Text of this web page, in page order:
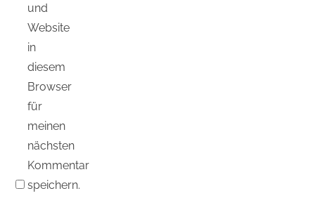
und
Website
in
diesem
Browser
für
meinen
nächsten
Kommentar
speichern.